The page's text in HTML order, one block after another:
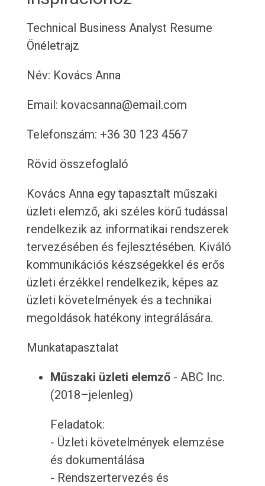
Technical Business Analyst Resume
Önéletrajz
Név: Kovács Anna
Email: kovacsanna@email.com
Telefonszám: +36 30 123 4567
Rövid összefoglaló
Kovács Anna egy tapasztalt műszaki
üzleti elemző, aki széles körű tudással
rendelkezik az informatikai rendszerek
tervezésében és fejlesztésében. Kiváló
kommunikációs készségekkel és erős
üzleti érzékkel rendelkezik, képes az
üzleti követelmények és a technikai
megoldások hatékony integrálására.
Munkatapasztalat
Műszaki üzleti elemző- ABC Inc.
(2018–jelenleg)
Feladatok:
- Üzleti követelmények elemzése
és dokumentálása
- Rendszertervezés és